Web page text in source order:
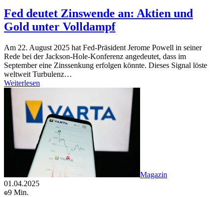
Fed deutet Zinswende an: Aktien und
Gold unter Volldampf
Am 22. August 2025 hat Fed-Präsident Jerome Powell in seiner
Rede bei der Jackson-Hole-Konferenz angedeutet, dass im
September eine Zinssenkung erfolgen könnte. Dieses Signal löste
weltweit Turbulenz…
Weiterlesen
Magazin
01.04.2025
9 Min.